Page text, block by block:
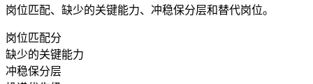
岗位匹配、缺少的关键能力、冲稳保分层和替代岗位。
岗位匹配分
缺少的关键能力
冲稳保分层